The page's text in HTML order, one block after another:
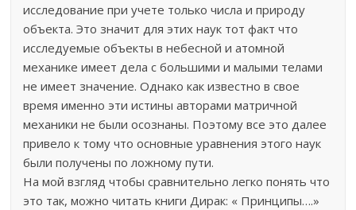
исследование при учете только числа и природу
объекта. Это значит для этих наук тот факт что
исследуемые объекты в небесной и атомной
механике имеет дела с большими и малыми телами
не имеет значение. Однако как известно в свое
время именно эти истины авторами матричной
механики не были осознаны. Поэтому все это далее
привело к тому что основные уравнения этого наук
были получены по ложному пути.
На мой взгляд чтобы сравнительно легко понять что
это так, можно читать книги Дирак: « Принципы….»